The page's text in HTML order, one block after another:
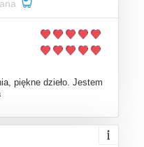
piękne dzieło. Jestem